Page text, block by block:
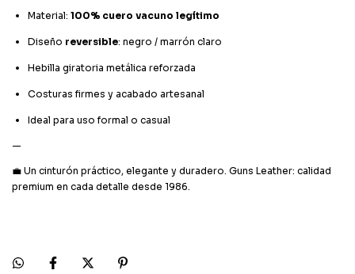
Material: 100% cuero vacuno legítimo
Diseño reversible: negro / marrón claro
Hebilla giratoria metálica reforzada
Costuras firmes y acabado artesanal
Ideal para uso formal o casual
—
💼 Un cinturón práctico, elegante y duradero. Guns Leather: calidad
premium en cada detalle desde 1986.